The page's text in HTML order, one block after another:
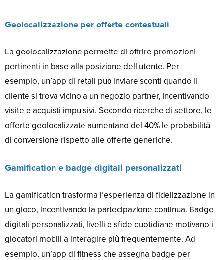
Geolocalizzazione per offerte contestuali
La geolocalizzazione permette di offrire promozioni
pertinenti in base alla posizione dell’utente. Per
esempio, un’app di retail può inviare sconti quando il
cliente si trova vicino a un negozio partner, incentivando
visite e acquisti impulsivi. Secondo ricerche di settore, le
offerte geolocalizzate aumentano del 40% le probabilità
di conversione rispetto alle offerte generiche.
Gamification e badge digitali personalizzati
La gamification trasforma l’esperienza di fidelizzazione in
un gioco, incentivando la partecipazione continua. Badge
digitali personalizzati, livelli e sfide quotidiane motivano i
giocatori mobili a interagire più frequentemente. Ad
esempio, un’app di fitness che assegna badge per